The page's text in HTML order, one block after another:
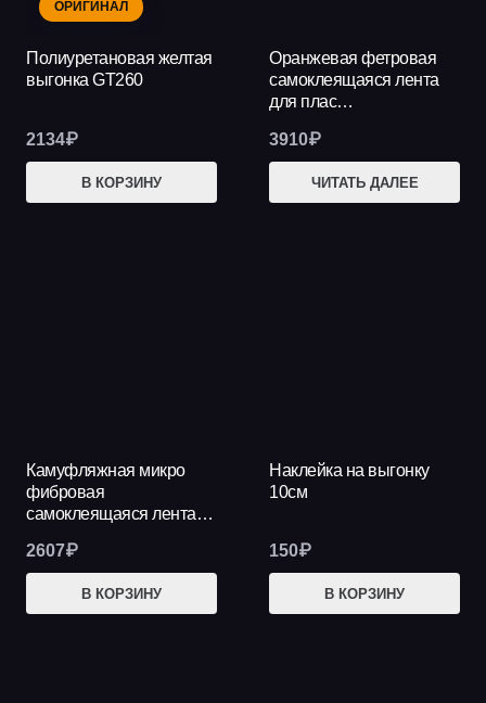
ОРИГИНАЛ
Полиуретановая желтая
выгонка GT260
2134₽
В КОРЗИНУ
Оранжевая фетровая
самоклеящаяся лента
для плас…
3910₽
ЧИТАТЬ ДАЛЕЕ
Камуфляжная микро
фибровая
самоклеящаяся лента…
2607₽
В КОРЗИНУ
Наклейка на выгонку
10см
150₽
В КОРЗИНУ